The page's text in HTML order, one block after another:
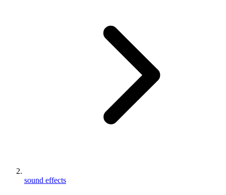
sound effects